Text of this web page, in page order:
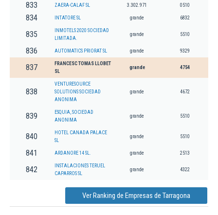
833 ZAERA-CALAF SL 3.302.971 0510
834 INTATORE SL grande 6832
835
INMOTELS 2020 SOCIEDAD
LIMITADA.
grande 5510
836 AUTOMATICS PRIORAT SL grande 9329
837
FRANCESC TOMAS LLOBET
SL
grande 4754
838
VENTURESOURCE
SOLUTIONS SOCIEDAD
ANONIMA
grande 4672
839
ESQUIA, SOCIEDAD
ANONIMA
grande 5510
840
HOTEL CANADA PALACE
SL
grande 5510
841 ARDANORE 14 SL. grande 2513
842
INSTALACIONES TERUEL
CAPARROS SL
grande 4322
Ver Ranking de Empresas de Tarragona